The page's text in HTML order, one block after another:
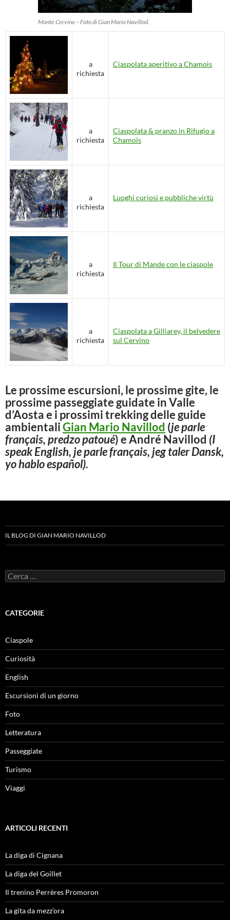
Monte Cervino – Foto di Gian Mario Navillod.
a
richiesta
Ciaspolata aperitivo a Chamois
a
richiesta
Ciaspolata & pranzo in Rifugio a
Chamois
a
richiesta
Luoghi curiosi e pubbliche virtù
a
richiesta
Il Tour di Mande con le ciaspole
a
richiesta
Ciaspolata a Gilliarey, il belvedere
sul Cervino
Le prossime escursioni, le prossime gite, le
prossime passeggiate guidate in Valle
d’Aosta e i prossimi trekking delle guide
ambientaliGian Mario Navillod (je parle
français, predzo patoué) eAndré Navillod (I
speak English, je parle français, jeg taler Dansk,
yo hablo español).
IL BLOG DI GIAN MARIO NAVILLOD
Ricerca
per:
CATEGORIE
Ciaspole
Curiosità
English
Escursioni di un giorno
Foto
Letteratura
Passeggiate
Turismo
Viaggi
ARTICOLI RECENTI
La diga di Cignana
La diga del Goillet
Il trenino Perrères Promoron
La gita da mezz’ora